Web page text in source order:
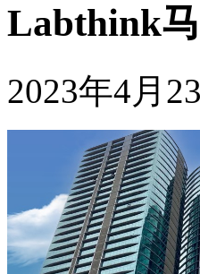
Labthink
2023年4月